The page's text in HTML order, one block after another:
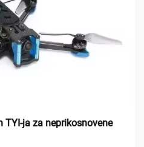
TYI-ja za neprikosnovene